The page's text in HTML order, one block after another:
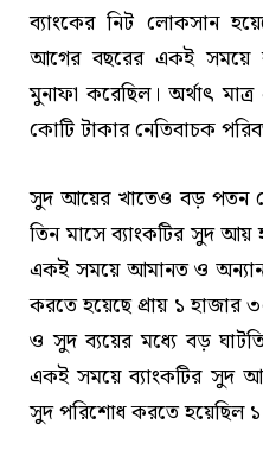
ব্যাংকের নিট লোকসান
আগের বছরের একই সময়ে
মুনাফা করেছিল। অর্থাৎ
কোটি টাকার নেতিবাচক
সুদ আয়ের খাতেও বড় পতন
তিন মাসে ব্যাংকটির সুদ
একই সময়ে আমানত ও
করতে হয়েছে প্রায় ১
ও সুদ ব্যয়ের মধ্যে বড়
একই সময়ে ব্যাংকটির সুদ
সুদ পরিশোধ করতে হয়েছিল